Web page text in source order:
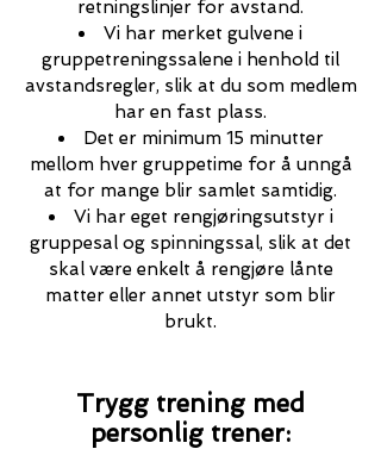
retningslinjer for avstand.
Vi har merket gulvene i
gruppetreningssalene i henhold til
avstandsregler, slik at du som medlem
har en fast plass.
Det er minimum 15 minutter
mellom hver gruppetime for å unngå
at for mange blir samlet samtidig.
Vi har eget rengjøringsutstyr i
gruppesal og spinningssal, slik at det
skal være enkelt å rengjøre lånte
matter eller annet utstyr som blir
brukt.
Trygg trening med
personlig trener: